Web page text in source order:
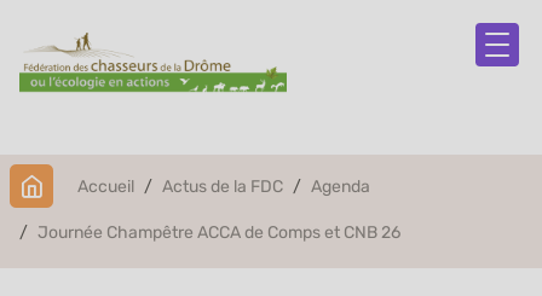
Accueil Actus de la FDC Agenda
Journée Champêtre ACCA de Comps et CNB 26